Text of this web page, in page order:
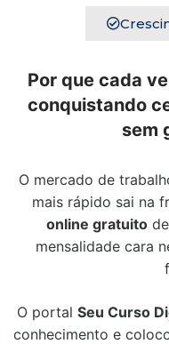
Por que cada
conquistando
sem
O mercado de
mais rápido sai na
online gratuitode
mensalidade cara
O portal Seu Curso
conhecimento e